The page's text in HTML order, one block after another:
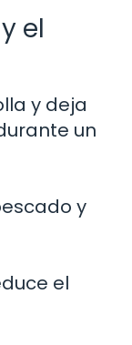
el
y deja
un
y
el